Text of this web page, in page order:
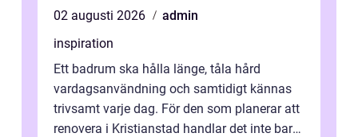
02 augusti 2026
admin
inspiration
Ett badrum ska hålla länge, tåla hård
vardagsanvändning och samtidigt kännas
trivsamt varje dag. För den som planerar att
renovera i Kristianstad handlar det inte bara